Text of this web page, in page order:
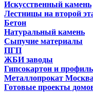
Искусственный камень
Лестницы на второй
Бетон
Натуральный камень
Сыпучие материалы
ПГП
ЖБИ заводы
Гипсокартон и профиль
Металлопрокат Москва
Готовые проекты